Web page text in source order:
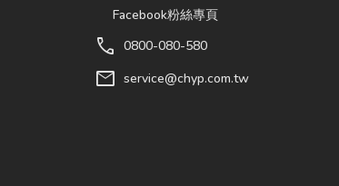
Facebook粉絲專頁
call 0800-080-580
mail service@chyp.com.tw